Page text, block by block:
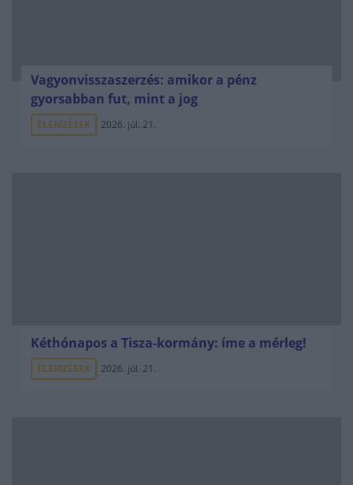
Vagyonvisszaszerzés: amikor a pénz
gyorsabban fut, mint a jog
ELEMZÉSEK 2026. júl. 21.
Kéthónapos a Tisza-kormány: íme a mérleg!
ELEMZÉSEK 2026. júl. 21.